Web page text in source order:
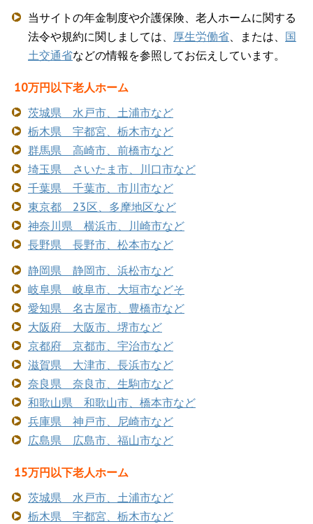
当サイトの年金制度や介護保険、老人ホームに関する
法令や規約に関しましては、 厚生労働省 、または、 国
土交通省などの情報を参照してお伝えしています。
10万円以下老人ホーム
茨城県 水戸市、土浦市など
栃木県 宇都宮、栃木市など
群馬県 高崎市、前橋市など
埼玉県 さいたま市、川口市など
千葉県 千葉市、市川市など
東京都 23区、多摩地区など
神奈川県 横浜市、川崎市など
長野県 長野市、松本市など
静岡県 静岡市、浜松市など
岐阜県 岐阜市、大垣市などそ
愛知県 名古屋市、豊橋市など
大阪府 大阪市、堺市など
京都府 京都市、宇治市など
滋賀県 大津市、長浜市など
奈良県 奈良市、生駒市など
和歌山県 和歌山市、橋本市など
兵庫県 神戸市、尼崎市など
広島県 広島市、福山市など
15万円以下老人ホーム
茨城県 水戸市、土浦市など
栃木県 宇都宮、栃木市など